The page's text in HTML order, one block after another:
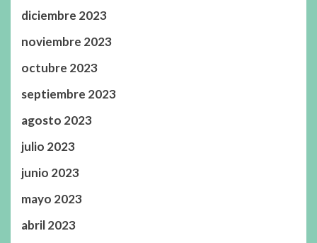
diciembre 2023
noviembre 2023
octubre 2023
septiembre 2023
agosto 2023
julio 2023
junio 2023
mayo 2023
abril 2023